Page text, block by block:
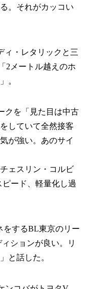
。それがカッコい
ィ・レタリックと三
2メートル越えのホ
。
クを「見た目は中古
していて全然接客
が強い。あのサイ
ェスリン・コルビ
ピード、軽量化し過
するBL東京のリー
ションが良い。リ
と話した。